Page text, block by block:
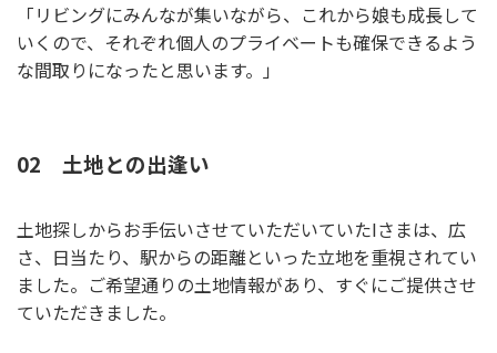
「リビングにみんなが集いながら、これから娘も成長して
いくので、それぞれ個人のプライベートも確保できるよう
な間取りになったと思います。」
02 土地との出逢い
土地探しからお手伝いさせていただいていたIさまは、広
さ、日当たり、駅からの距離といった立地を重視されてい
ました。ご希望通りの土地情報があり、すぐにご提供させ
ていただきました。